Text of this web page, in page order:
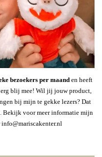
bezoekers per maanden heeft
erg blij mee! Wil jij jouw product,
bij mijn te gekke lezers? Dat
Bekijk voor meer informatie mijn